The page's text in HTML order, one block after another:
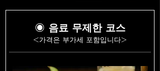
◉ 음료 무제한 코스
<가격은 부가세 포함입니다>